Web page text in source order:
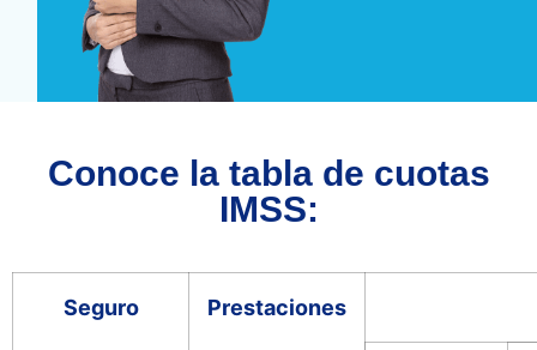
Conoce la tabla de cuotas
IMSS:
Seguro Prestaciones